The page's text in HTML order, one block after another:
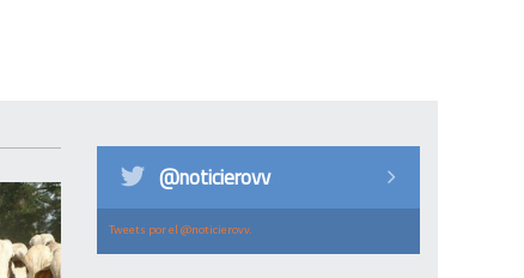
@noticierovv
Tweets por el @noticierovv.